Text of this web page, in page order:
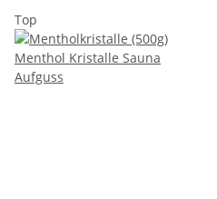
Top